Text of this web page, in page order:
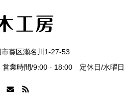
葵区瀬名川1-27-53
業時間/9:00 - 18:00 定休日/水曜日